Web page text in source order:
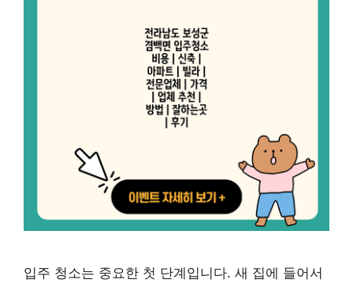
입주 청소는 중요한 첫 단계입니다. 새 집에 들어서